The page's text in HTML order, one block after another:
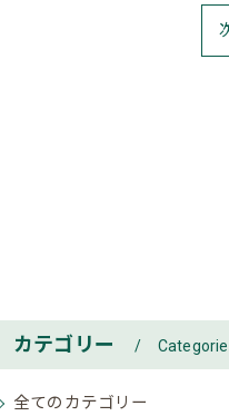
カテゴリー
全てのカテゴリー